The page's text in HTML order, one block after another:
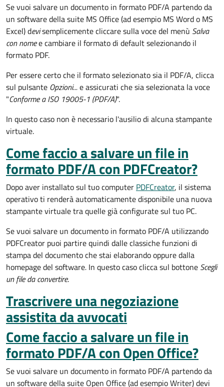
Se vuoi salvare un documento in formato PDF/A partendo da
un software della suite MS Office (ad esempio MS Word o MS
Excel) devisemplicemente cliccare sulla voce del menù Salva
con nomee cambiare il formato di default selezionando il
formato PDF.
Per essere certo che il formato selezionato sia il PDF/A, clicca
sul pulsante Opzioni...e assicurati che sia selezionata la voce
"Conforme a ISO 19005-1 (PDF/A)".
In questo caso non è necessario l'ausilio di alcuna stampante
virtuale.
Come faccio a salvare un file in
formato PDF/A con PDFCreator?
Dopo aver installato sul tuo computer PDFCreator, il sistema
operativo ti renderà automaticamente disponibile una nuova
stampante virtuale tra quelle già configurate sul tuo PC.
Se vuoi salvare un documento in formato PDF/A utilizzando
PDFCreator puoi partire quindi dalle classiche funzioni di
stampa del documento che stai elaborando oppure dalla
homepage del software. In questo caso clicca sul bottone Scegli
un file da convertire.
Trascrivere una negoziazione
assistita da avvocati
Come faccio a salvare un file in
formato PDF/A con Open Office?
Se vuoi salvare un documento in formato PDF/A partendo da
un software della suite Open Office (ad esempio Writer) devi